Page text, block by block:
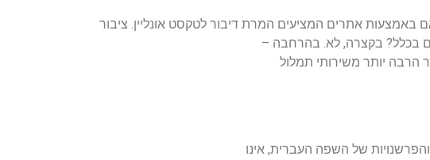
אתרים המציעים המרת דיבור לטקסט אונליין. ציבור
בכלל? בקצרה, לא. בהרחבה –
הרבה יותר משירותי תמלול
של השפה העברית, אינו